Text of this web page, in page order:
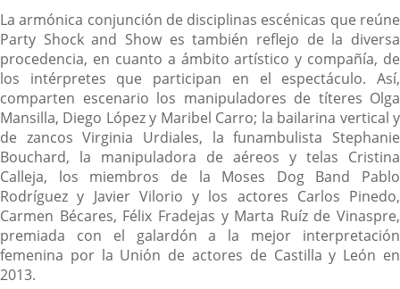
La armónica conjunción de disciplinas escénicas que reúne
Party Shock and Show es también reflejo de la diversa
procedencia, en cuanto a ámbito artístico y compañía, de
los intérpretes que participan en el espectáculo. Así,
comparten escenario los manipuladores de títeres Olga
Mansilla, Diego López y Maribel Carro; la bailarina vertical y
de zancos Virginia Urdiales, la funambulista Stephanie
Bouchard, la manipuladora de aéreos y telas Cristina
Calleja, los miembros de la Moses Dog Band Pablo
Rodríguez y Javier Vilorio y los actores Carlos Pinedo,
Carmen Bécares, Félix Fradejas y Marta Ruíz de Vinaspre,
premiada con el galardón a la mejor interpretación
femenina por la Unión de actores de Castilla y León en
2013.